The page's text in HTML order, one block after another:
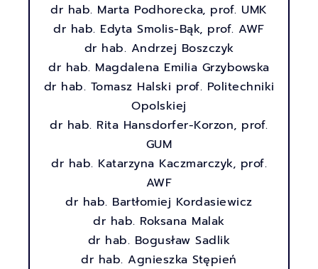
dr hab. Marta Podhorecka, prof. UMK
dr hab. Edyta Smolis-Bąk, prof. AWF
dr hab. Andrzej Boszczyk
dr hab. Magdalena Emilia Grzybowska
dr hab. Tomasz Halski prof. Politechniki
Opolskiej
dr hab. Rita Hansdorfer-Korzon, prof.
GUM
dr hab. Katarzyna Kaczmarczyk, prof.
AWF
dr hab. Bartłomiej Kordasiewicz
dr hab. Roksana Malak
dr hab. Bogusław Sadlik
dr hab. Agnieszka Stępień